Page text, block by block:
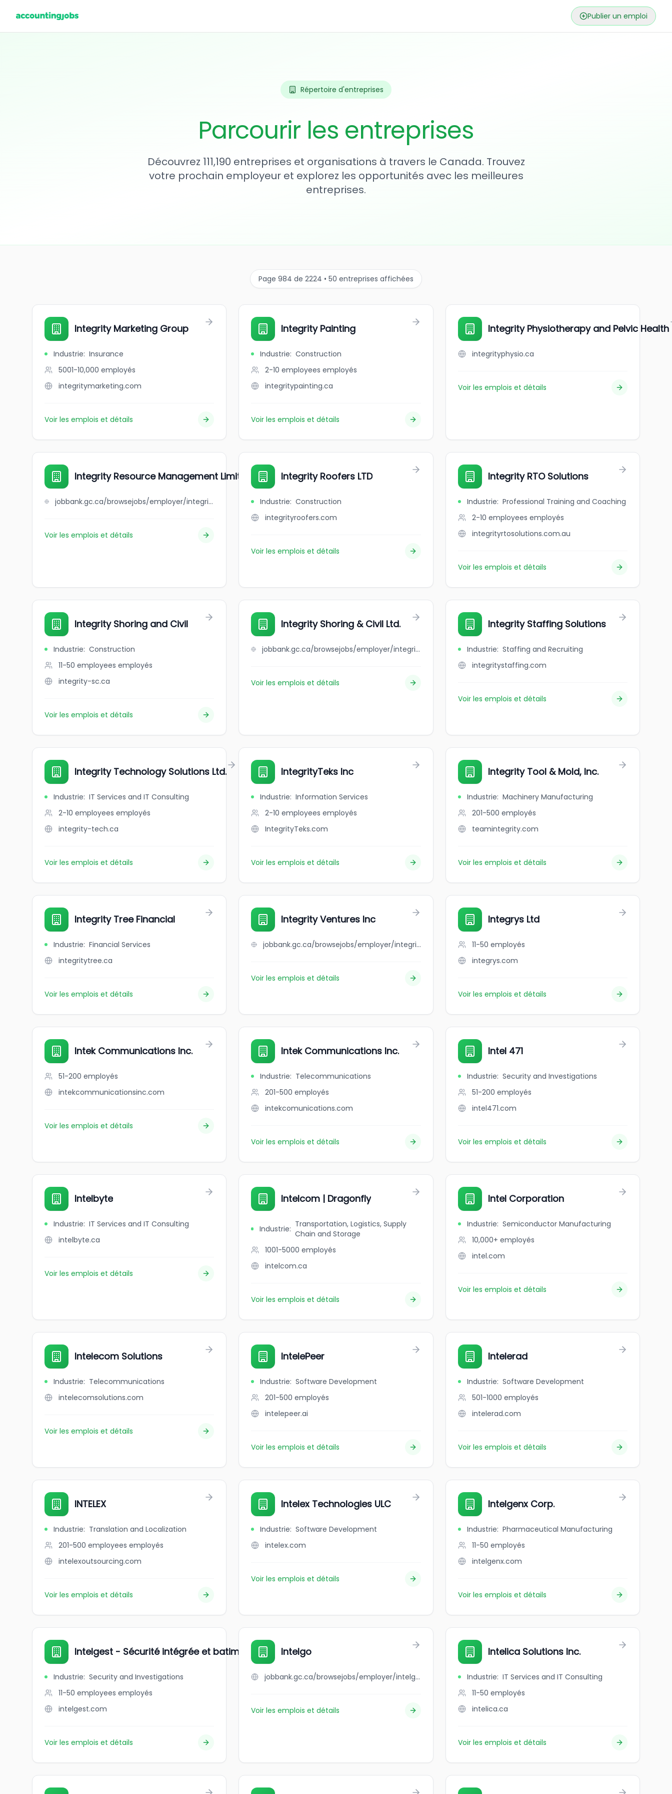
Publier un emploi
Répertoire d'entreprises
Parcourir les entreprises
Découvrez 111,190 entreprises et organisations à travers le Canada. Trouvez
votre prochain employeur et explorez les opportunités avec les meilleures
entreprises.
Page 984 de 2224 • 50 entreprises affichées
Integrity Marketing Group
Industrie: Insurance
5001-10,000 employés
integritymarketing.com
Voir les emplois et détails
Integrity Painting
Industrie: Construction
2-10 employees employés
integritypainting.ca
Voir les emplois et détails
Integrity Physiotherapy and Pelvic Health
integrityphysio.ca
Voir les emplois et détails
Integrity Resource Management Limited
jobbank.gc.ca/browsejobs/employer/integrity+resource+management+limited/ca
Voir les emplois et détails
Integrity Roofers LTD
Industrie: Construction
integrityroofers.com
Voir les emplois et détails
Integrity RTO Solutions
Industrie: Professional Training and Coaching
2-10 employees employés
integrityrtosolutions.com.au
Voir les emplois et détails
Integrity Shoring and Civil
Industrie: Construction
11-50 employees employés
integrity-sc.ca
Voir les emplois et détails
Integrity Shoring & Civil Ltd.
jobbank.gc.ca/browsejobs/employer/integrity+shoring+%26+civil+ltd./ca
Voir les emplois et détails
Integrity Staffing Solutions
Industrie: Staffing and Recruiting
integritystaffing.com
Voir les emplois et détails
Integrity Technology Solutions Ltd.
Industrie: IT Services and IT Consulting
2-10 employees employés
integrity-tech.ca
Voir les emplois et détails
IntegrityTeks Inc
Industrie: Information Services
2-10 employees employés
IntegrityTeks.com
Voir les emplois et détails
Integrity Tool & Mold, Inc.
Industrie: Machinery Manufacturing
201-500 employés
teamintegrity.com
Voir les emplois et détails
Integrity Tree Financial
Industrie: Financial Services
integritytree.ca
Voir les emplois et détails
Integrity Ventures Inc
jobbank.gc.ca/browsejobs/employer/integrity+ventures+inc/ca
Voir les emplois et détails
Integrys Ltd
11-50 employés
integrys.com
Voir les emplois et détails
Intek Communications Inc.
51-200 employés
intekcommunicationsinc.com
Voir les emplois et détails
Intek Communications Inc.
Industrie: Telecommunications
201-500 employés
intekcomunications.com
Voir les emplois et détails
Intel 471
Industrie: Security and Investigations
51-200 employés
intel471.com
Voir les emplois et détails
Intelbyte
Industrie: IT Services and IT Consulting
intelbyte.ca
Voir les emplois et détails
Intelcom | Dragonfly
Industrie: Transportation, Logistics, Supply
Chain and Storage
1001-5000 employés
intelcom.ca
Voir les emplois et détails
Intel Corporation
Industrie: Semiconductor Manufacturing
10,000+ employés
intel.com
Voir les emplois et détails
Intelecom Solutions
Industrie: Telecommunications
intelecomsolutions.com
Voir les emplois et détails
IntelePeer
Industrie: Software Development
201-500 employés
intelepeer.ai
Voir les emplois et détails
Intelerad
Industrie: Software Development
501-1000 employés
intelerad.com
Voir les emplois et détails
INTELEX
Industrie: Translation and Localization
201-500 employees employés
intelexoutsourcing.com
Voir les emplois et détails
Intelex Technologies ULC
Industrie: Software Development
intelex.com
Voir les emplois et détails
Intelgenx Corp.
Industrie: Pharmaceutical Manufacturing
11-50 employés
intelgenx.com
Voir les emplois et détails
Intelgest - Sécurité intégrée et batiments intelligents
Industrie: Security and Investigations
11-50 employees employés
intelgest.com
Voir les emplois et détails
Intelgo
jobbank.gc.ca/browsejobs/employer/intelgo/ca
Voir les emplois et détails
Intelica Solutions Inc.
Industrie: IT Services and IT Consulting
11-50 employés
intelica.ca
Voir les emplois et détails